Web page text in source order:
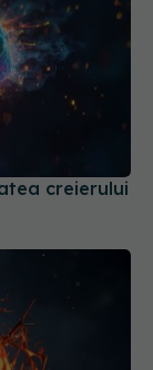
creierului